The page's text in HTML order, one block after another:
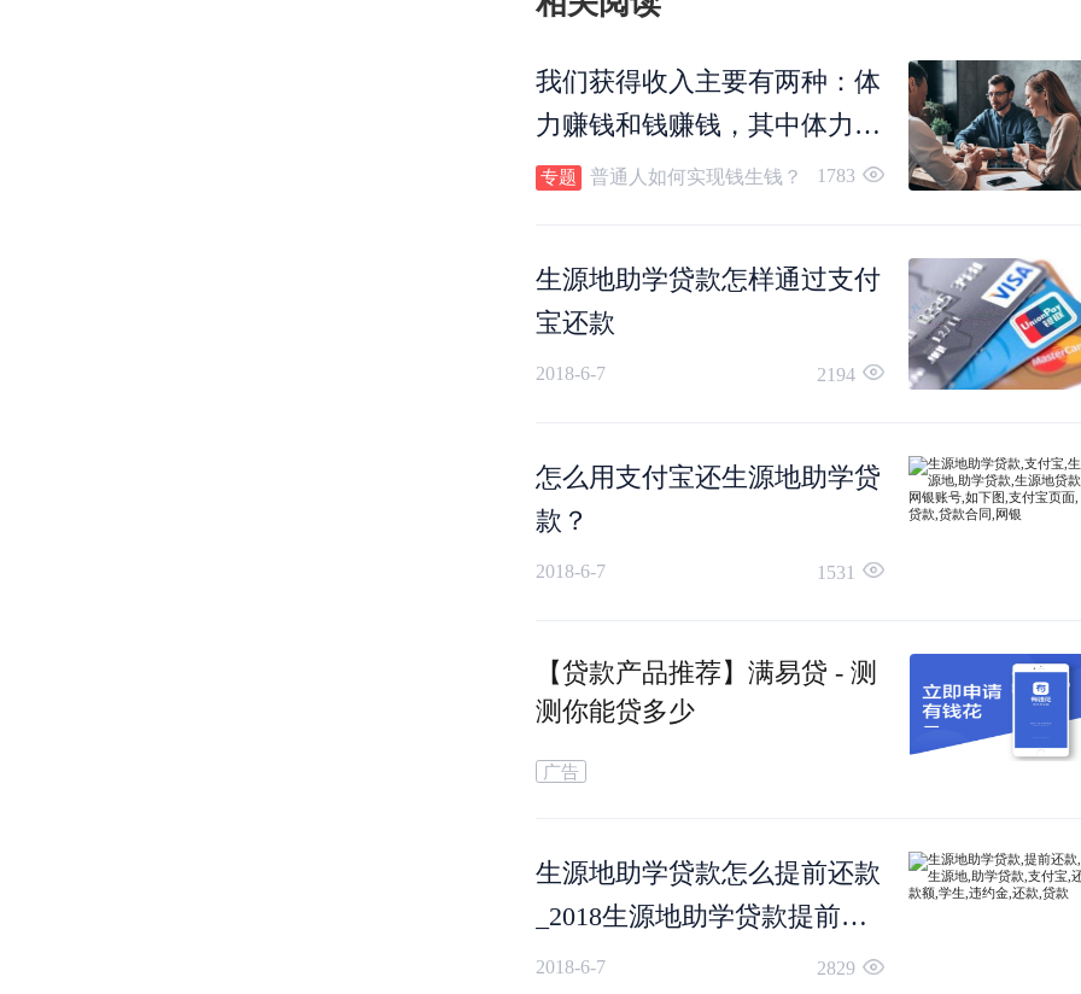
如何还款有两种方式，一是提前还款，另一种是
期还款。
首次还款时由国家开发银行客服人员电话通知到
还款时间，借款人只需登录国家开发银行官网，
到还款信息，可以筛选本年度需要还款本金和
息，在规定还款时间内，借款人只需将还款金额
至对应的支付宝账户即可，时间到了系统会自动
页客户端，找到还款-助学贷款还款，输入借款人
付宝账户进行查询应还金额，然后选择还款。
的专项支付宝账户，和个人日常使用的支付宝账
我们获得收入主要有两种：体
力赚钱和钱赚钱，其中体力赚
钱我们都很熟悉，那么决定我
专题 普通人如何实现钱生钱？ 1783
生源地助学贷款怎样通过支付
宝还款
2018-6-7 2194
怎么用支付宝还生源地助学贷
款？
2018-6-7 1531
【贷款产品推荐】满易贷 - 测
测你能贷多少
广告
生源地助学贷款怎么提前还款
_2018生源地助学贷款提前还
款流程
2018-6-7 2829